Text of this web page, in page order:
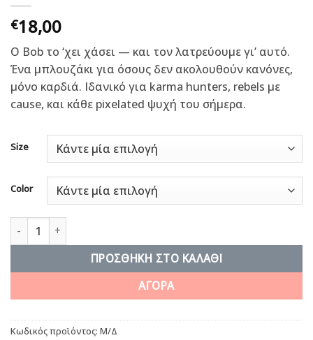
€18,00
Ο Bob το ‘χει χάσει — και τον λατρεύουμε γι’ αυτό.
Ένα μπλουζάκι για όσους δεν ακολουθούν κανόνες,
μόνο καρδιά. Ιδανικό για karma hunters, rebels με
cause, και κάθε pixelated ψυχή του σήμερα.
Size
Color
Cyber Punk Bob ποσότητα
ΠΡΟΣΘΉΚΗ ΣΤΟ ΚΑΛΆΘΙ
ΑΓΟΡΑ
Κωδικός προϊόντος: Μ/Δ